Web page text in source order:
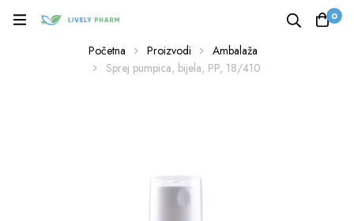
0
Početna Proizvodi
Ambalaža
Sprej pumpica, bijela, PP, 18/410